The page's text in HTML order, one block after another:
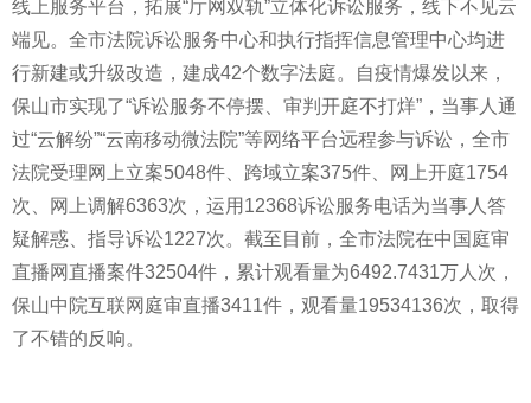
线上服务平台，拓展“厅网双轨”立体化诉讼服务，线下不见云
端见。全市法院诉讼服务中心和执行指挥信息管理中心均进
行新建或升级改造，建成42个数字法庭。自疫情爆发以来，
保山市实现了“诉讼服务不停摆、审判开庭不打烊”，当事人通
过“云解纷”“云南移动微法院”等网络平台远程参与诉讼，全市
法院受理网上立案5048件、跨域立案375件、网上开庭1754
次、网上调解6363次，运用12368诉讼服务电话为当事人答
疑解惑、指导诉讼1227次。截至目前，全市法院在中国庭审
直播网直播案件32504件，累计观看量为6492.7431万人次，
保山中院互联网庭审直播3411件，观看量19534136次，取得
了不错的反响。